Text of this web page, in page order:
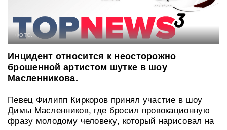
ФОТО:
Инцидент относится к неосторожно
брошенной артистом шутке в шоу
Масленникова.
Певец Филипп Киркоров принял участие в шоу
Димы Масленников, где бросил провокационную
фразу молодому человеку, который нарисовал на